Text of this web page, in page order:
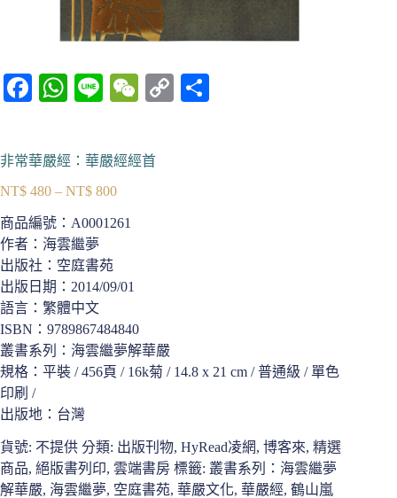
Fa
bo
ok
W
A
pp
Li
W
C
ha
C
非常華嚴經：華嚴經經首
NT$ 480 – NT$ 800價
格
到
商品編號： A0001261
作者：海雲繼夢
出版社：空庭書苑
出版日期：2014/09/01
語言：繁體中文
ISBN：9789867484840
叢書系列：海雲繼夢解華嚴
規格：平裝 / 456頁 / 16k菊 / 14.8 x 21 cm / 普通級 / 單色
印刷 /
出版地：台灣
貨號: 不提供 分類: 出版刊物, HyRead凌網, 博客來, 精選
商品, 絕版書列印, 雲端書房 標籤: 叢書系列：海雲繼夢
解華嚴, 海雲繼夢, 空庭書苑, 華嚴文化, 華嚴經, 鶴山嵐